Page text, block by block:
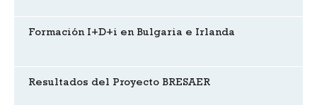
Formación I+D+i en Bulgaria e Irlanda
Resultados del Proyecto BRESAER